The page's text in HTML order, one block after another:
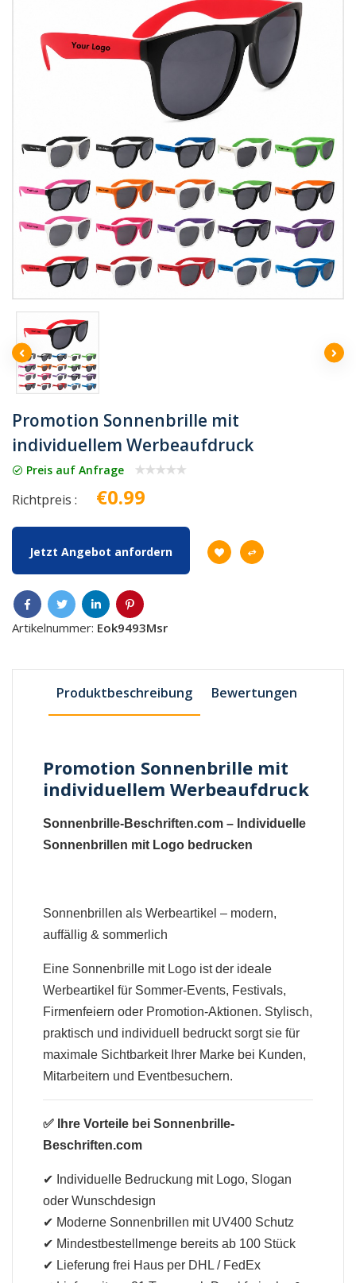
Promotion Sonnenbrille mit
individuellem Werbeaufdruck
Preis auf Anfrage
Richtpreis : €0.99
Jetzt Angebot anfordern
Artikelnummer: Eok9493Msr
Produktbeschreibung Bewertungen
Promotion Sonnenbrille mit
individuellem Werbeaufdruck
Sonnenbrille-Beschriften.com – Individuelle
Sonnenbrillen mit Logo bedrucken
Sonnenbrillen als Werbeartikel – modern,
auffällig & sommerlich
Eine Sonnenbrille mit Logo ist der ideale
Werbeartikel für Sommer-Events, Festivals,
Firmenfeiern oder Promotion-Aktionen. Stylisch,
praktisch und individuell bedruckt sorgt sie für
maximale Sichtbarkeit Ihrer Marke bei Kunden,
Mitarbeitern und Eventbesuchern.
✅ Ihre Vorteile bei Sonnenbrille-
Beschriften.com
✔ Individuelle Bedruckung mit Logo, Slogan
oder Wunschdesign
✔ Moderne Sonnenbrillen mit UV400 Schutz
✔ Mindestbestellmenge bereits ab 100 Stück
✔ Lieferung frei Haus per DHL / FedEx